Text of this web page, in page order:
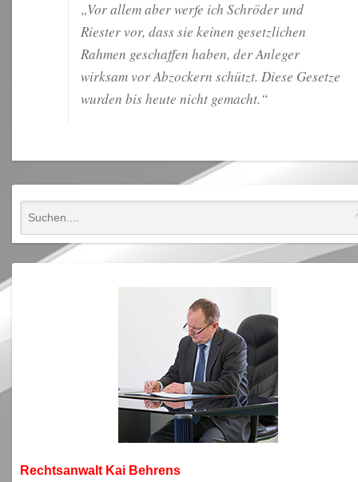
„Vor allem aber werfe ich Schröder und
Riester vor, dass sie keinen gesetzlichen
Rahmen geschaffen haben, der Anleger
wirksam vor Abzockern schützt. Diese Gesetze
wurden bis heute nicht gemacht.“
Rechtsanwalt Kai Behrens